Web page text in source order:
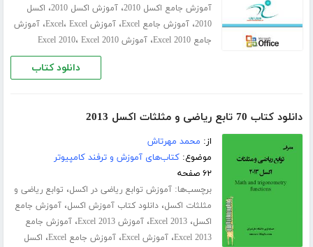
آموزش جامع اکسل 2010 ،آموزش اکسل 2010 ، اکسل
2010،آموزش جامع Excel ،آموزش Excel ، Excel ،آموزش
جامع Excel 2010
،آموزش Excel 2010 ، Excel 2010
دانلود کتاب
دانلود کتاب 70 تابع ریاضی و مثلثات اکسل 2013
از: محمد مهرتاش
موضوع:کتاب‌های آموزش و ترفند کامپیوتر
۶۲ صفحه
برچسب‌ها:آموزش توابع ریاضی در اکسل، توابع ریاضی و
مثلثات اکسل،دانلود کتاب آموزش اکسل،آموزش جامع
اکسل،Excel 2013،آموزش Excel 2013 ،آموزش جامع
Excel 2013،آموزش Excel ،آموزش جامع Excel ، اکسل